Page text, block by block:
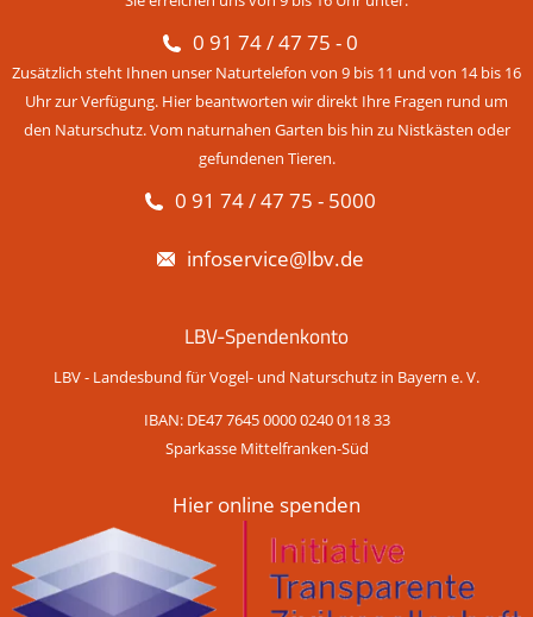
0 91 74 / 47 75 - 0
Zusätzlich steht Ihnen unser Naturtelefon von 9 bis 11 und von 14 bis 16
Uhr zur Verfügung. Hier beantworten wir direkt Ihre Fragen rund um
den Naturschutz. Vom naturnahen Garten bis hin zu Nistkästen oder
gefundenen Tieren.
0 91 74 / 47 75 - 5000
infoservice@lbv.de
LBV-Spendenkonto
LBV - Landesbund für Vogel- und Naturschutz in Bayern e. V.
IBAN: DE47 7645 0000 0240 0118 33
Sparkasse Mittelfranken-Süd
Hier online spenden